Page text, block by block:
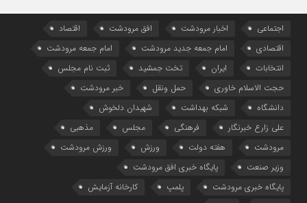
اجتماعی اخبار مرودشت افق مرودشت
اقتصاد
اقتصادی
امام جمعه جدید مرودشت
امام جمعه مرودشت
انتخابات
ایران تخت جمشید
ثبت نام مجلس
حجت الاسلام خاوری
حمل ونقل
خبر مرودشت
دانشگاه
شبکه بهداشت
شهیدان دلخوش
علی زارع خبرنگار
فرهنگی مجلس
مذهبی
مرودشت
هفته دولت ورزش
ورزش مرودشت
وزیر صنعت
پایگاه خبری افق مرودشت
پایگاه خبری مرودشت
پلمپ
کارخانه آزمایش